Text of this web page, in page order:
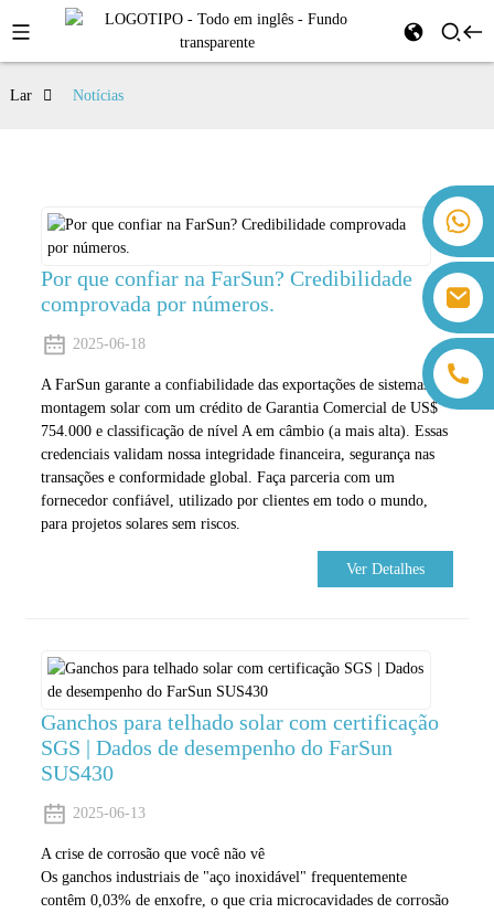
+86 18350266301 Iris Hong
+86 18806057002 Sanborn Guo
sales@farsunpv.com
Lar Notícias
Por que confiar na FarSun? Credibilidade
comprovada por números.
2025-06-18
A FarSun garante a confiabilidade das exportações de sistemas de
montagem solar com um crédito de Garantia Comercial de US$
754.000 e classificação de nível A em câmbio (a mais alta). Essas
credenciais validam nossa integridade financeira, segurança nas
transações e conformidade global. Faça parceria com um
fornecedor confiável, utilizado por clientes em todo o mundo,
para projetos solares sem riscos.
Ver Detalhes
Ganchos para telhado solar com certificação
SGS | Dados de desempenho do FarSun
SUS430
2025-06-13
A crise de corrosão que você não vê
Os ganchos industriais de "aço inoxidável" frequentemente
contêm 0,03% de enxofre, o que cria microcavidades de corrosão